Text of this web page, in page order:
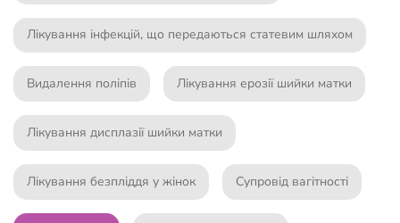
Лікування інфекцій, що передаються статевим шляхом
Видалення поліпів Лікування ерозії шийки матки
Лікування дисплазії шийки матки
Лікування безпліддя у жінок Супровід вагітності